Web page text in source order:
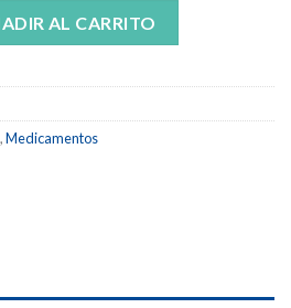
SOLUCION BUCAL cantidad
AL CARRITO
,Medicamentos